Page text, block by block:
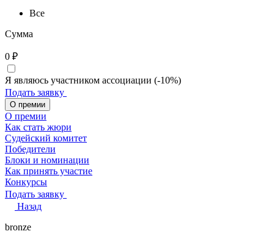
Все
Сумма
0 ₽
Я являюсь участником ассоциации (-10%)
Подать заявку
О премии
О премии
Как стать жюри
Судейский комитет
Победители
Блоки и номинации
Как принять участие
Конкурсы
Подать заявку
Назад
bronze